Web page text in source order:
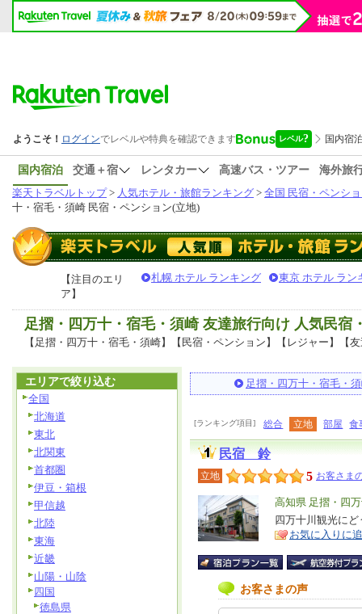
国内宿泊 交通＋宿 レンタカー 高速バス・ツアー
海外旅
楽天トラベルトップ> 人気ホテル・旅館ランキング > 全国 民宿・ペンシ
十・宿毛・須崎 民宿・ペンション(立地)
【注目のエリ
ア】
札幌 ホテル ランキング 東京 ホテル ラン
足摺・四万十・宿毛・須崎 友達旅行向け 人気民
【足摺・四万十・宿毛・須崎】【民宿・ペンション】【レジャー】【
足摺・四万十・宿毛・
[ランキング項目] 総合 立地 部屋 食
民宿 鈴
立地 5 お客さま
エ
リ
ア
高知県 足摺・四
特
徴
四万十川観光に
お気に入りに
お客さまの声
エリアで絞り込む
全国
北海道
東北
北関東
首都圏
伊豆・箱根
甲信越
北陸
東海
近畿
山陽・山陰
四国
徳島県